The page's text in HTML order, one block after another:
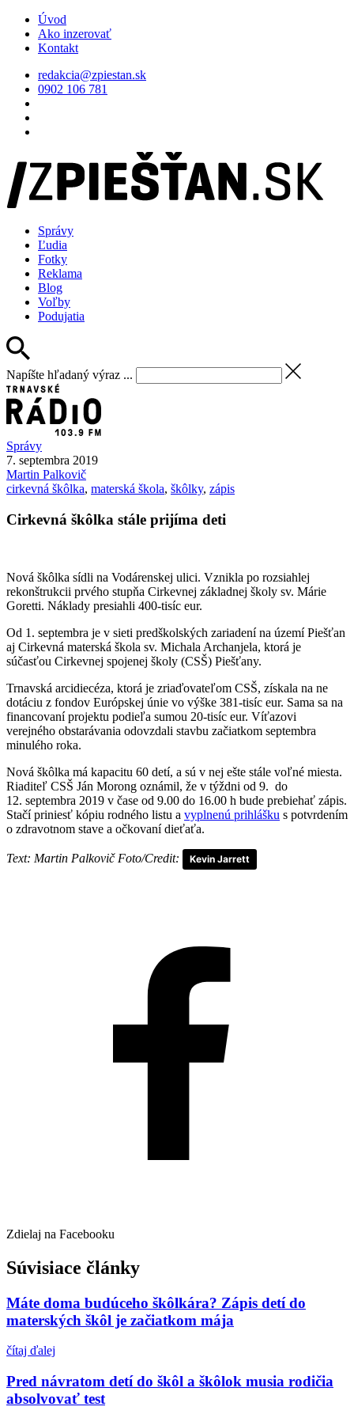
Úvod
Ako inzerovať
Kontakt
redakcia@zpiestan.sk
0902 106 781
Správy
Ľudia
Fotky
Reklama
Blog
Voľby
Podujatia
Napíšte hľadaný výraz ...
Správy
7. septembra 2019
Martin Palkovič
cirkevná škôlka, materská škola, škôlky, zápis
Cirkevná škôlka stále prijíma deti
Nová škôlka sídli na Vodárenskej ulici. Vznikla po rozsiahlej
rekonštrukcii prvého stupňa Cirkevnej základnej školy sv. Márie
Goretti. Náklady presiahli 400-tisíc eur.
Od 1. septembra je v sieti predškolských zariadení na území Piešťan
aj Cirkevná materská škola sv. Michala Archanjela, ktorá je
súčasťou Cirkevnej spojenej školy (CSŠ) Piešťany.
Trnavská arcidiecéza, ktorá je zriaďovateľom CSŠ, získala na ne
dotáciu z fondov Európskej únie vo výške 381-tisíc eur. Sama sa na
financovaní projektu podieľa sumou 20-tisíc eur. Víťazovi
verejného obstarávania odovzdali stavbu začiatkom septembra
minulého roka.
Nová škôlka má kapacitu 60 detí, a sú v nej ešte stále voľné miesta.
Riaditeľ CSŠ Ján Morong oznámil, že v týždni od 9. do
12. septembra 2019 v čase od 9.00 do 16.00 h bude prebiehať zápis.
Stačí priniesť kópiu rodného listu a vyplnenú prihlášku s potvrdením
o zdravotnom stave a očkovaní dieťaťa.
Text: Martin Palkovič Foto/Credit: Kevin Jarrett
Zdielaj na Facebooku
Súvisiace články
Máte doma budúceho škôlkára? Zápis detí do
materských škôl je začiatkom mája
čítaj ďalej
Pred návratom detí do škôl a škôlok musia rodičia
absolvovať test